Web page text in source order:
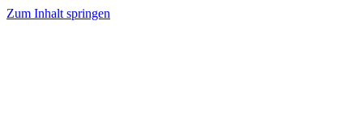
Zum Inhalt springen